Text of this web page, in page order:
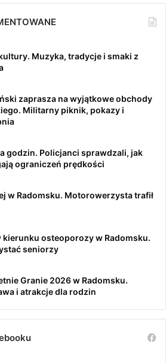
Muzyka, tradycje i smaki z
zaprasza na wyjątkowe obchody
Militarny piknik, pokazy i
godzin. Policjanci sprawdzali, jak
ograniczeń prędkości
w Radomsku. Motorowerzysta trafił
kierunku osteoporozy w Radomsku.
seniorzy
Granie 2026 w Radomsku.
i atrakcje dla rodzin